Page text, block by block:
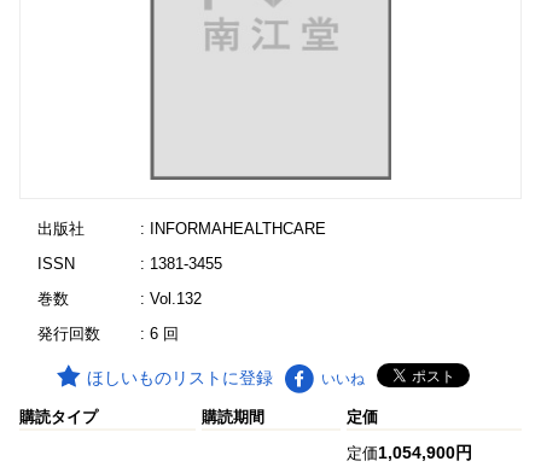
出版社
: INFORMAHEALTHCARE
ISSN
: 1381-3455
巻数
: Vol.132
発行回数
: 6 回
ほしいものリストに登録 いいね
購読タイプ 購読期間 定価
定価1,054,900円